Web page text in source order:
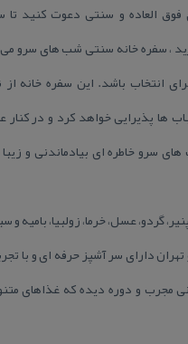
العاده و سنتی دعوت كنید تا
، سفره خانه سنتی شب های سرو می
انتخاب باشد. این سفره خانه از
ها پذیرایی خواهد كرد و در كنار
سرو خاطره ای بیادماندنی و زیبا
گردو، عسل، خرما، زولبیا، بامیه
دارای سر آشپز حرفه ای و با
مجرب و دوره دیده كه غذاهای